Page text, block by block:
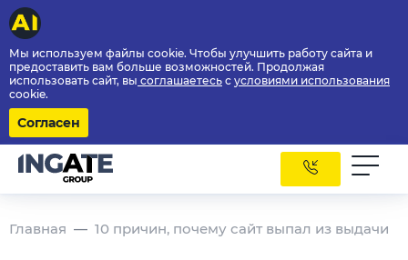
Мы используем файлы cookie. Чтобы улучшить работу сайта и
предоставить вам больше возможностей. Продолжая
использовать сайт, вы соглашаетесь с условиями использования
cookie.
Согласен
Главная 10 причин, почему сайт выпал из выдачи